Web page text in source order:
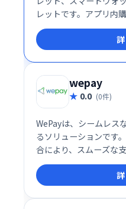
レットです。アプリ内
簡単・安全にオンライ
が可能です。世界中で
で、スムーズな決済体
wepay
0.0 (0件)
WePayは、シームレス
るソリューションです
合により、スムーズな
し、ユーザーは余計な
を利用できます。 必要
エクスペリエンスを提
をサポートします。